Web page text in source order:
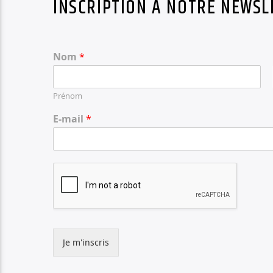
INSCRIPTION À NOTRE
Nom *
Prénom
E-mail *
Je m'inscris